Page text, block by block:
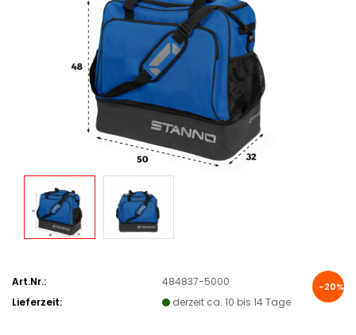
-20%
Art.Nr.:
484837-5000
Lieferzeit:
derzeit ca. 10 bis 14 Tage